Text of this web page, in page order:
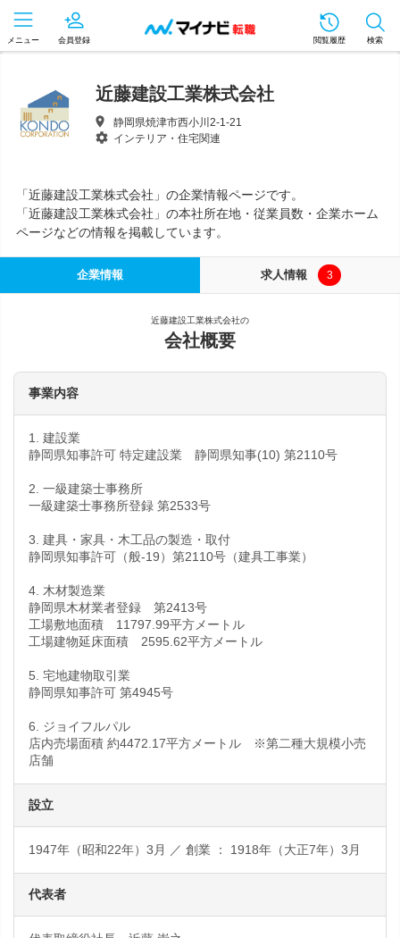
メニュー 会員登録 閲覧履歴 検索
近藤建設工業株式会社
静岡県焼津市西小川2-1-21
インテリア・住宅関連
「近藤建設工業株式会社」の企業情報ページです。
「近藤建設工業株式会社」の本社所在地・従業員数・企業ホーム
ページなどの情報を掲載しています。
企業情報 求人情報 3
近藤建設工業株式会社の
会社概要
事業内容
1. 建設業
静岡県知事許可 特定建設業 静岡県知事(10) 第2110号
2. 一級建築士事務所
一級建築士事務所登録 第2533号
3. 建具・家具・木工品の製造・取付
静岡県知事許可（般‐19）第2110号（建具工事業）
4. 木材製造業
静岡県木材業者登録 第2413号
工場敷地面積 11797.99平方メートル
工場建物延床面積 2595.62平方メートル
5. 宅地建物取引業
静岡県知事許可 第4945号
6. ジョイフルパル
店内売場面積 約4472.17平方メートル ※第二種大規模小売
店舗
設立
1947年（昭和22年）3月 ／ 創業 ： 1918年（大正7年）3月
代表者